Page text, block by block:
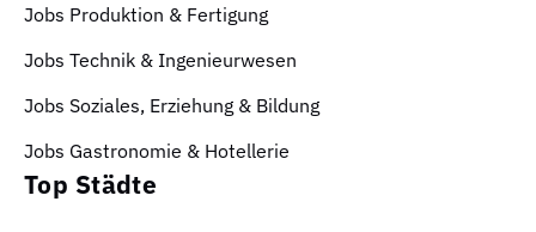
Jobs Produktion & Fertigung
Jobs Technik & Ingenieurwesen
Jobs Soziales, Erziehung & Bildung
Jobs Gastronomie & Hotellerie
Top Städte